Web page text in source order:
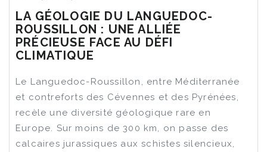
LA GÉOLOGIE DU LANGUEDOC-
ROUSSILLON : UNE ALLIÉE
PRÉCIEUSE FACE AU DÉFI
CLIMATIQUE
Le Languedoc-Roussillon, entre Méditerranée
et contreforts des Cévennes et des Pyrénées,
recèle une diversité géologique rare en
Europe. Sur moins de 300 km, on passe des
calcaires jurassiques aux schistes silencieux,